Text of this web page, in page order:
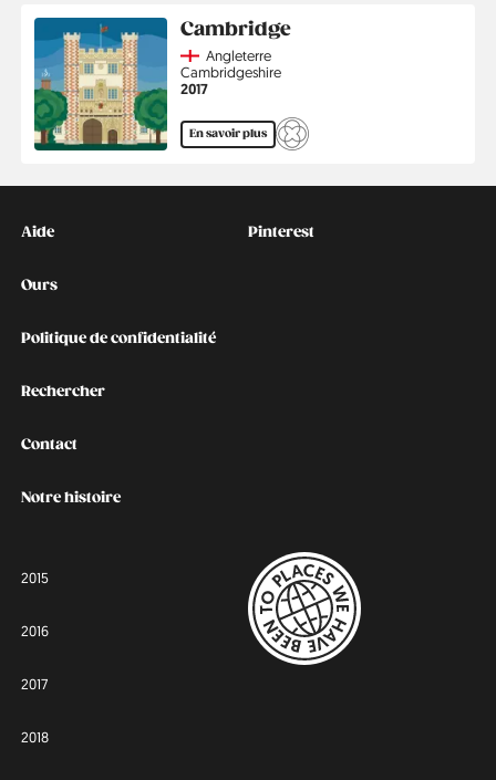
Cambridge
CountryAngleterre
Région
Cambridgeshire
Année
2017
En savoir plus
Kontakt
Aide
Ours
Politique de confidentialité
Rechercher
Contact
Notre histoire
Social
Pinterest
2015
2016
2017
2018